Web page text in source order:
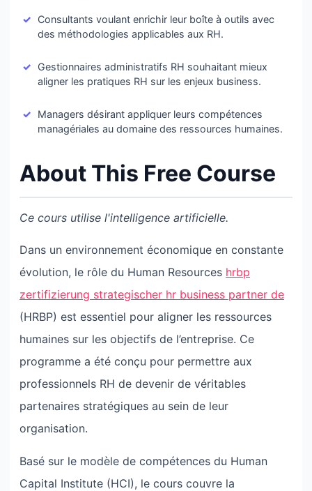
Consultants voulant enrichir leur boîte à outils avec
des méthodologies applicables aux RH.
Gestionnaires administratifs RH souhaitant mieux
aligner les pratiques RH sur les enjeux business.
Managers désirant appliquer leurs compétences
managériales au domaine des ressources humaines.
About This Free Course
Ce cours utilise l'intelligence artificielle.
Dans un environnement économique en constante
évolution, le rôle du Human Resources hrbp
zertifizierung strategischer hr business partner de
(HRBP) est essentiel pour aligner les ressources
humaines sur les objectifs de l’entreprise. Ce
programme a été conçu pour permettre aux
professionnels RH de devenir de véritables
partenaires stratégiques au sein de leur
organisation.
Basé sur le modèle de compétences du Human
Capital Institute (HCI), le cours couvre la